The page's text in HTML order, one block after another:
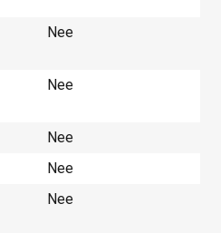
Nee
Nee
Nee
Nee
Nee